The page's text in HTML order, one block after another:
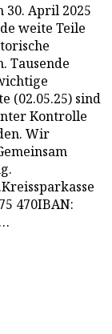
April 2025
weite Teile
Tausende
(02.05.25) sind
Kontrolle
Wir
470IBAN: